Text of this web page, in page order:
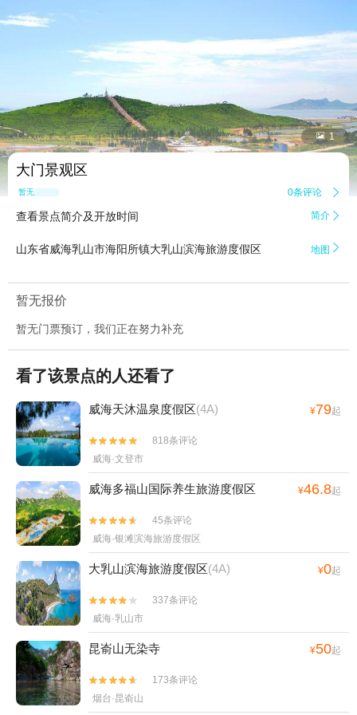
 1
大门景观区
暂无点评 0条评论 
查看景点简介及开放时间 简介 
山东省威海乳山市海阳所镇大乳山滨海旅游度假区 地图 
暂无报价
暂无门票预订，我们正在努力补充
看了该景点的人还看了
威海天沐温泉度假区(4A) ¥79起


818条评论
威海·文登市
威海多福山国际养生旅游度假区 ¥46.8起


45条评论
威海·银滩滨海旅游度假区
大乳山滨海旅游度假区(4A) ¥0起


337条评论
威海·乳山市
昆嵛山无染寺 ¥50起


173条评论
烟台·昆嵛山
